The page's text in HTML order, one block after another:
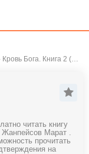
Бога. Книга 2 (СИ) - Жанпейсов Марат
читать книгу
Жанпейсов Марат .
прочитать
на